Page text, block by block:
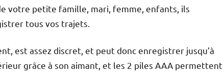
votre petite famille, mari, femme, enfants, ils
tous vos trajets.
est assez discret, et peut donc enregistrer jusqu’à
grâce à son aimant, et les 2 piles AAA permettent